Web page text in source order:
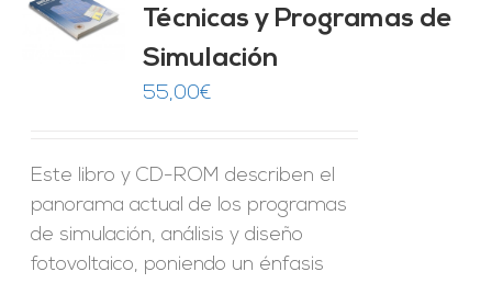
Técnicas y Programas de
Simulación
55,00€
Este libro y CD-ROM describen el
panorama actual de los programas
de simulación, análisis y diseño
fotovoltaico, poniendo un énfasis